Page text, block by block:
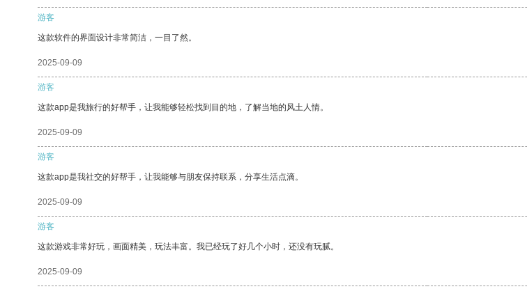
游客
这款软件的界面设计非常简洁，一目了然。
2025-09-09
游客
这款app是我旅行的好帮手，让我能够轻松找到目的地，了解当地的风土人情。
2025-09-09
游客
这款app是我社交的好帮手，让我能够与朋友保持联系，分享生活点滴。
2025-09-09
游客
这款游戏非常好玩，画面精美，玩法丰富。我已经玩了好几个小时，还没有玩腻。
2025-09-09